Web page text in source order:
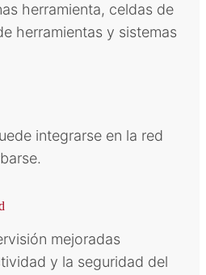
herramienta, celdas de
herramientas y sistemas
integrarse en la red
mejoradas
y la seguridad del